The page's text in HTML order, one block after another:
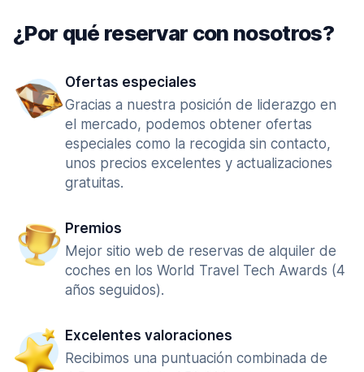
¿Por qué reservar con nosotros?
Ofertas especiales
Gracias a nuestra posición de liderazgo en
el mercado, podemos obtener ofertas
especiales como la recogida sin contacto,
unos precios excelentes y actualizaciones
gratuitas.
Premios
Mejor sitio web de reservas de alquiler de
coches en los World Travel Tech Awards (4
años seguidos).
Excelentes valoraciones
Recibimos una puntuación combinada de